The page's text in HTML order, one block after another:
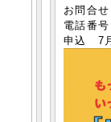
お問合
電話番号
申込 7